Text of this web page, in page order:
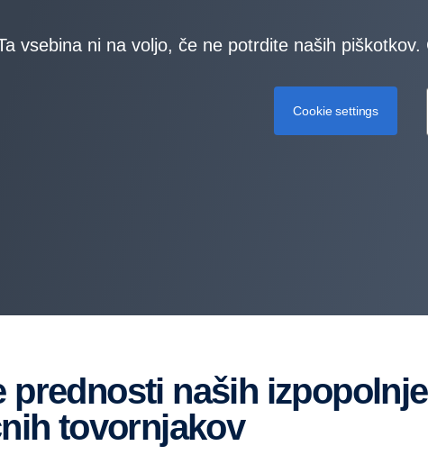
vsebina ni na voljo, če ne potrdite naših
Cookie settings
tovornjakov